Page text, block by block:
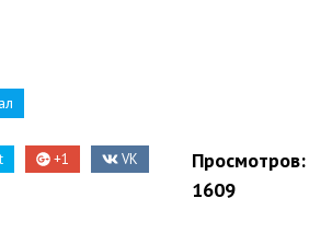
+1 VK
Просмотров:
1609